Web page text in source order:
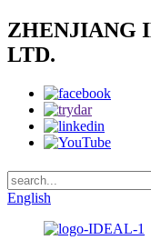
ZHENJIANG
LTD.
English